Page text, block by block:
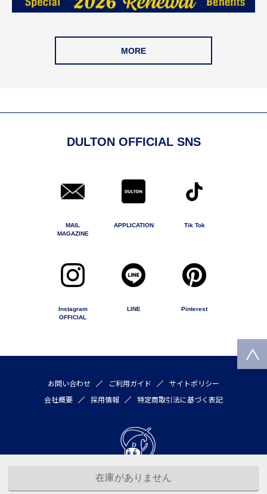
MORE
DULTON OFFICIAL SNS
MAIL
MAGAZINE
APPLICATION Tik Tok
Instagram
OFFICIAL
LINE Pinterest
お問い合わせ ご利用ガイド
サイトポリシー
会社概要
採用情報 特定商取引法に基づく表記
Copyright © 2020 by DULTON COMPANY LIMITED All rights reserved